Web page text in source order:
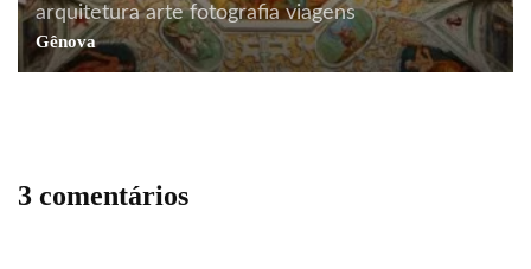
arquitetura arte fotografia viagens
Gênova
3 comentários